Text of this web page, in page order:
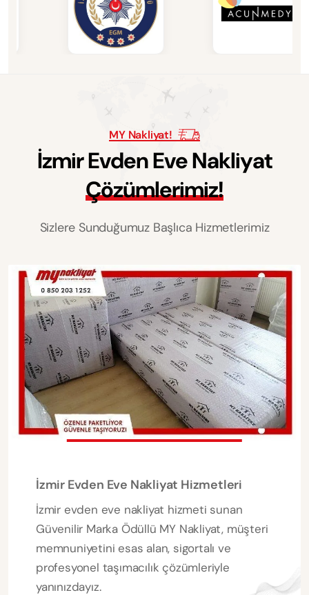
MY Nakliyat!
İzmirEvdenEveNakliyat
Çözümlerimiz!
Sizlere Sunduğumuz Başlıca Hizmetlerimiz
İzmir Evden Eve Nakliyat Hizmetleri
İzmir evden eve nakliyat hizmeti sunan
Güvenilir Marka Ödüllü MY Nakliyat, müşteri
memnuniyetini esas alan, sigortalı ve
profesyonel taşımacılık çözümleriyle
yanınızdayız.